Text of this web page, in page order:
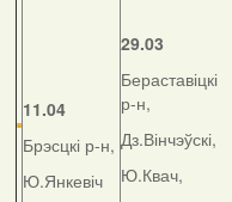
11.04
Брэсцкі р-н,
Ю.Янкевіч
29.03
Бераставіцкі
р-н,
Дз.Вінчэўскі,
Ю.Квач,